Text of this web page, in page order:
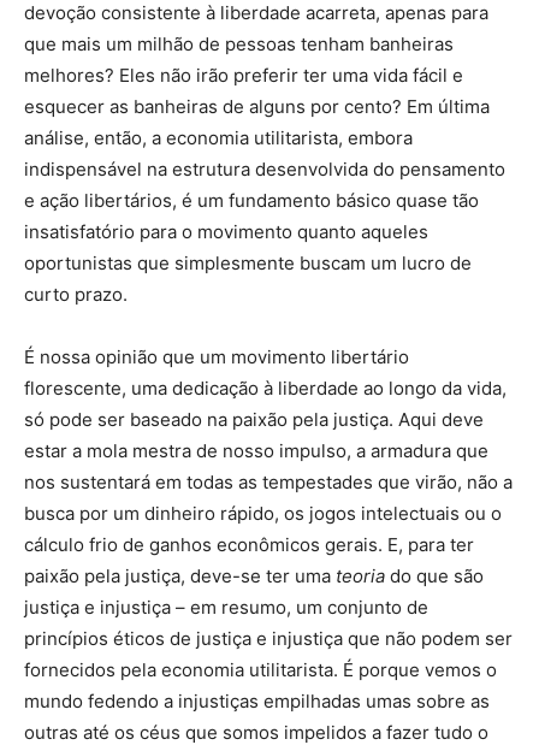
devoção consistente à liberdade acarreta, apenas para
que mais um milhão de pessoas tenham banheiras
melhores? Eles não irão preferir ter uma vida fácil e
esquecer as banheiras de alguns por cento? Em última
análise, então, a economia utilitarista, embora
indispensável na estrutura desenvolvida do pensamento
e ação libertários, é um fundamento básico quase tão
insatisfatório para o movimento quanto aqueles
oportunistas que simplesmente buscam um lucro de
curto prazo.
É nossa opinião que um movimento libertário
florescente, uma dedicação à liberdade ao longo da vida,
só pode ser baseado na paixão pela justiça. Aqui deve
estar a mola mestra de nosso impulso, a armadura que
nos sustentará em todas as tempestades que virão, não a
busca por um dinheiro rápido, os jogos intelectuais ou o
cálculo frio de ganhos econômicos gerais. E, para ter
paixão pela justiça, deve-se ter uma teoria do que são
justiça e injustiça – em resumo, um conjunto de
princípios éticos de justiça e injustiça que não podem ser
fornecidos pela economia utilitarista. É porque vemos o
mundo fedendo a injustiças empilhadas umas sobre as
outras até os céus que somos impelidos a fazer tudo o